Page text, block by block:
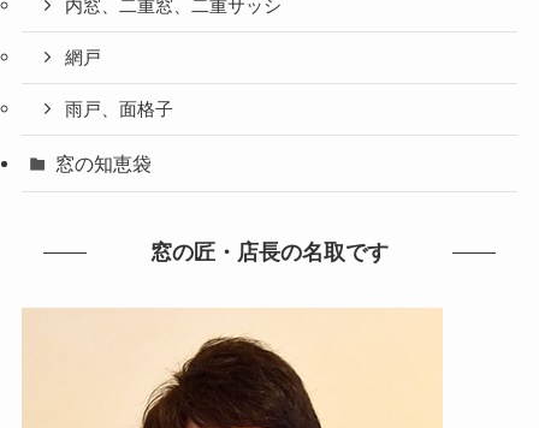
内窓、二重窓、二重サッシ
網戸
雨戸、面格子
窓の知恵袋
窓の匠・店長の名取です